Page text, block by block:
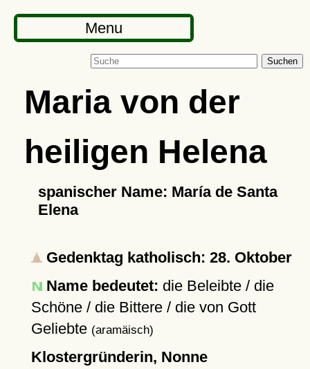
Menu
Suchen
Maria von der
heiligen Helena
spanischer Name: María de Santa
Elena
Gedenktag katholisch: 28. Oktober
Name bedeutet: die Beleibte / die
Schöne / die Bittere / die von Gott
Geliebte (aramäisch)
Klostergründerin, Nonne